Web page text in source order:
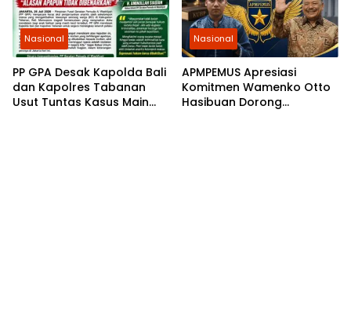
Nasional
PP GPA Desak Kapolda Bali
dan Kapolres Tabanan
Usut Tuntas Kasus Main
Nasional
APMPEMUS Apresiasi
Komitmen Wamenko Otto
Hasibuan Dorong